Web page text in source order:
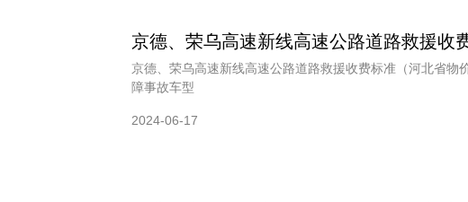
京德、荣乌高速新线高速公路道路救援收
京德、荣乌高速新线高速公路道路救援收费标准（河北省
障事故车型
2024-06-17